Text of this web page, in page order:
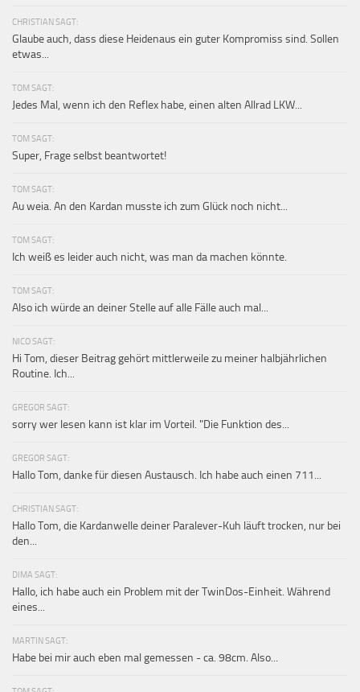
CHRISTIAN SAGT:
Glaube auch, dass diese Heidenaus ein guter Kompromiss sind. Sollen
etwas...
TOM SAGT:
Jedes Mal, wenn ich den Reflex habe, einen alten Allrad LKW...
TOM SAGT:
Super, Frage selbst beantwortet!
TOM SAGT:
Au weia. An den Kardan musste ich zum Glück noch nicht...
TOM SAGT:
Ich weiß es leider auch nicht, was man da machen könnte.
TOM SAGT:
Also ich würde an deiner Stelle auf alle Fälle auch mal...
NICO SAGT:
Hi Tom, dieser Beitrag gehört mittlerweile zu meiner halbjährlichen
Routine. Ich...
GREGOR SAGT:
sorry wer lesen kann ist klar im Vorteil. "Die Funktion des...
GREGOR SAGT:
Hallo Tom, danke für diesen Austausch. Ich habe auch einen 711...
CHRISTIAN SAGT:
Hallo Tom, die Kardanwelle deiner Paralever-Kuh läuft trocken, nur bei
den...
DIMA SAGT:
Hallo, ich habe auch ein Problem mit der TwinDos-Einheit. Während
eines...
MARTIN SAGT:
Habe bei mir auch eben mal gemessen - ca. 98cm. Also...